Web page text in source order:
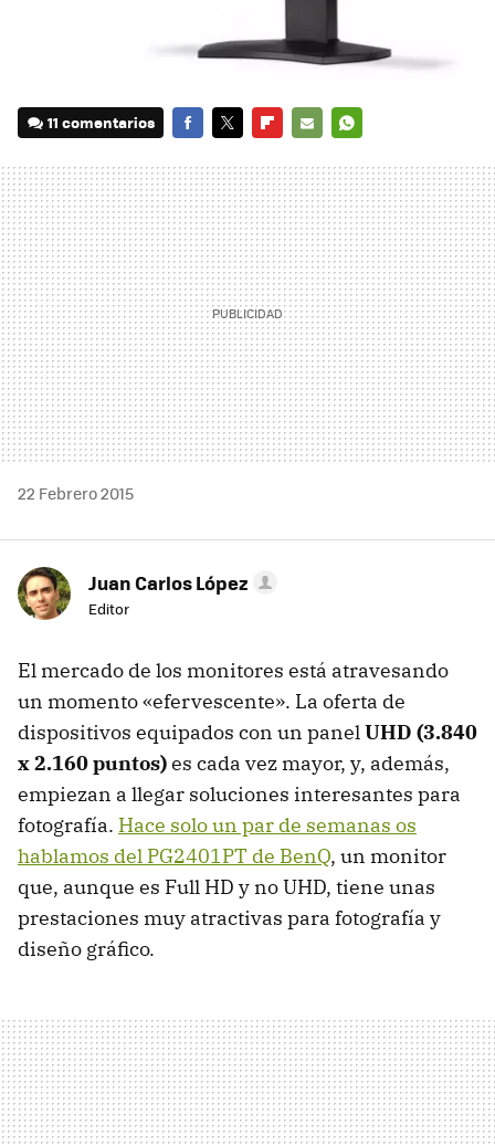
11 comentarios
MAIL
22 Febrero 2015
Juan Carlos López
Editor
El mercado de los monitores está atravesando
un momento «efervescente». La oferta de
dispositivos equipados con un panelUHD (3.840
x 2.160 puntos)es cada vez mayor, y, además,
empiezan a llegar soluciones interesantes para
fotografía. Hace solo un par de semanas os
hablamos del PG2401PT de BenQ, un monitor
que, aunque es Full HD y no UHD, tiene unas
prestaciones muy atractivas para fotografía y
diseño gráfico.